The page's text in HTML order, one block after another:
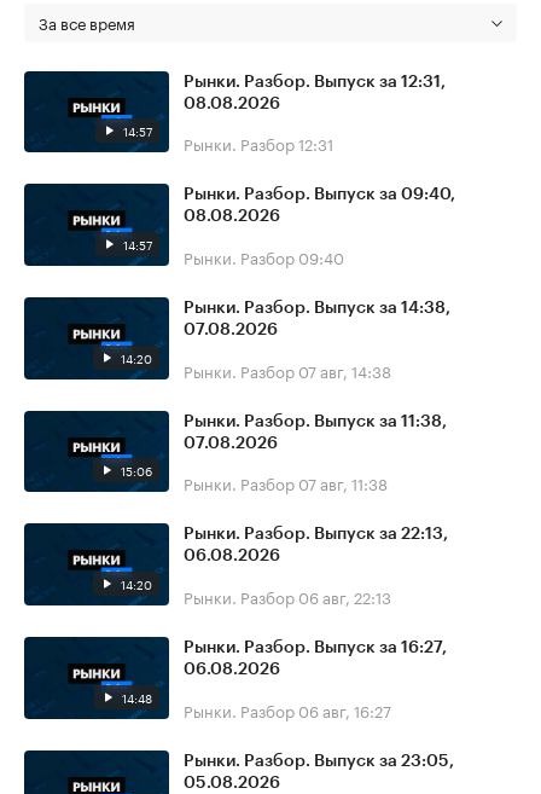
За все время
14:57
Рынки. Разбор. Выпуск за 12:31,
08.08.2026
Рынки. Разбор12:31
14:57
Рынки. Разбор. Выпуск за 09:40,
08.08.2026
Рынки. Разбор 09:40
14:20
Рынки. Разбор. Выпуск за 14:38,
07.08.2026
Рынки. Разбор 07 авг, 14:38
15:06
Рынки. Разбор. Выпуск за 11:38,
07.08.2026
Рынки. Разбор 07 авг, 11:38
14:20
Рынки. Разбор. Выпуск за 22:13,
06.08.2026
Рынки. Разбор 06 авг, 22:13
14:48
Рынки. Разбор. Выпуск за 16:27,
06.08.2026
Рынки. Разбор 06 авг, 16:27
Рынки. Разбор. Выпуск за 23:05,
05.08.2026